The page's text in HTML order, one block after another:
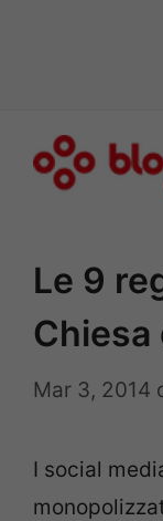
Le 9
Chiesa
Mar 3, 2014
I social